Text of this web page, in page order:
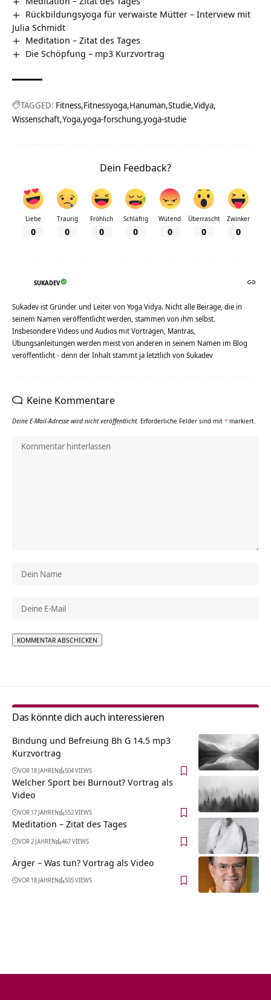
Rückbildungsyoga für verwaiste Mütter – Interview mit
Julia Schmidt
Meditation – Zitat des Tages
Die Schöpfung – mp3 Kurzvortrag
TAGGED: Fitness Fitnessyoga Hanuman Studie Vidya
Wissenschaft Yoga yoga-forschung yoga-studie
Dein Feedback?
Liebe
0
Traurig
0
Fröhlich
0
Schläfrig
0
Wütend
0
Überrascht
0
Zwinker
0
SUKADEV
Sukadev ist Gründer und Leiter von Yoga Vidya. Nicht alle Beiräge, die in
seinem Namen veröffentlicht werden, stammen von ihm selbst.
Insbesondere Videos und Audios mit Vorträgen, Mantras,
Übungsanleitungen werden meist von anderen in seinem Namen im Blog
veröffentlicht - denn der Inhalt stammt ja letztlich von Sukadev
Keine Kommentare
Deine E-Mail-Adresse wird nicht veröffentlicht. Erforderliche Felder sind mit * markiert.
Das könnte dich auch interessieren
Bindung und Befreiung Bh G 14.5 mp3
Kurzvortrag
VOR 18 JAHREN 504 VIEWS
Welcher Sport bei Burnout? Vortrag als
Video
VOR 17 JAHREN 552 VIEWS
Meditation – Zitat des Tages
VOR 2 JAHREN 467 VIEWS
Ärger – Was tun? Vortrag als Video
VOR 18 JAHREN 505 VIEWS